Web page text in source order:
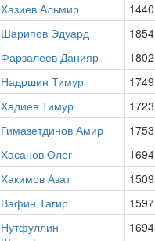
Хазиев Альмир 1440
Шарипов Эдуард 1854
Фарзалеев Данияр 1802
Надршин Тимур 1749
Хадиев Тимур 1723
Гимазетдинов Амир 1753
Хасанов Олег 1694
Хакимов Азат 1509
Вафин Тагир 1597
Нутфуллин
1694